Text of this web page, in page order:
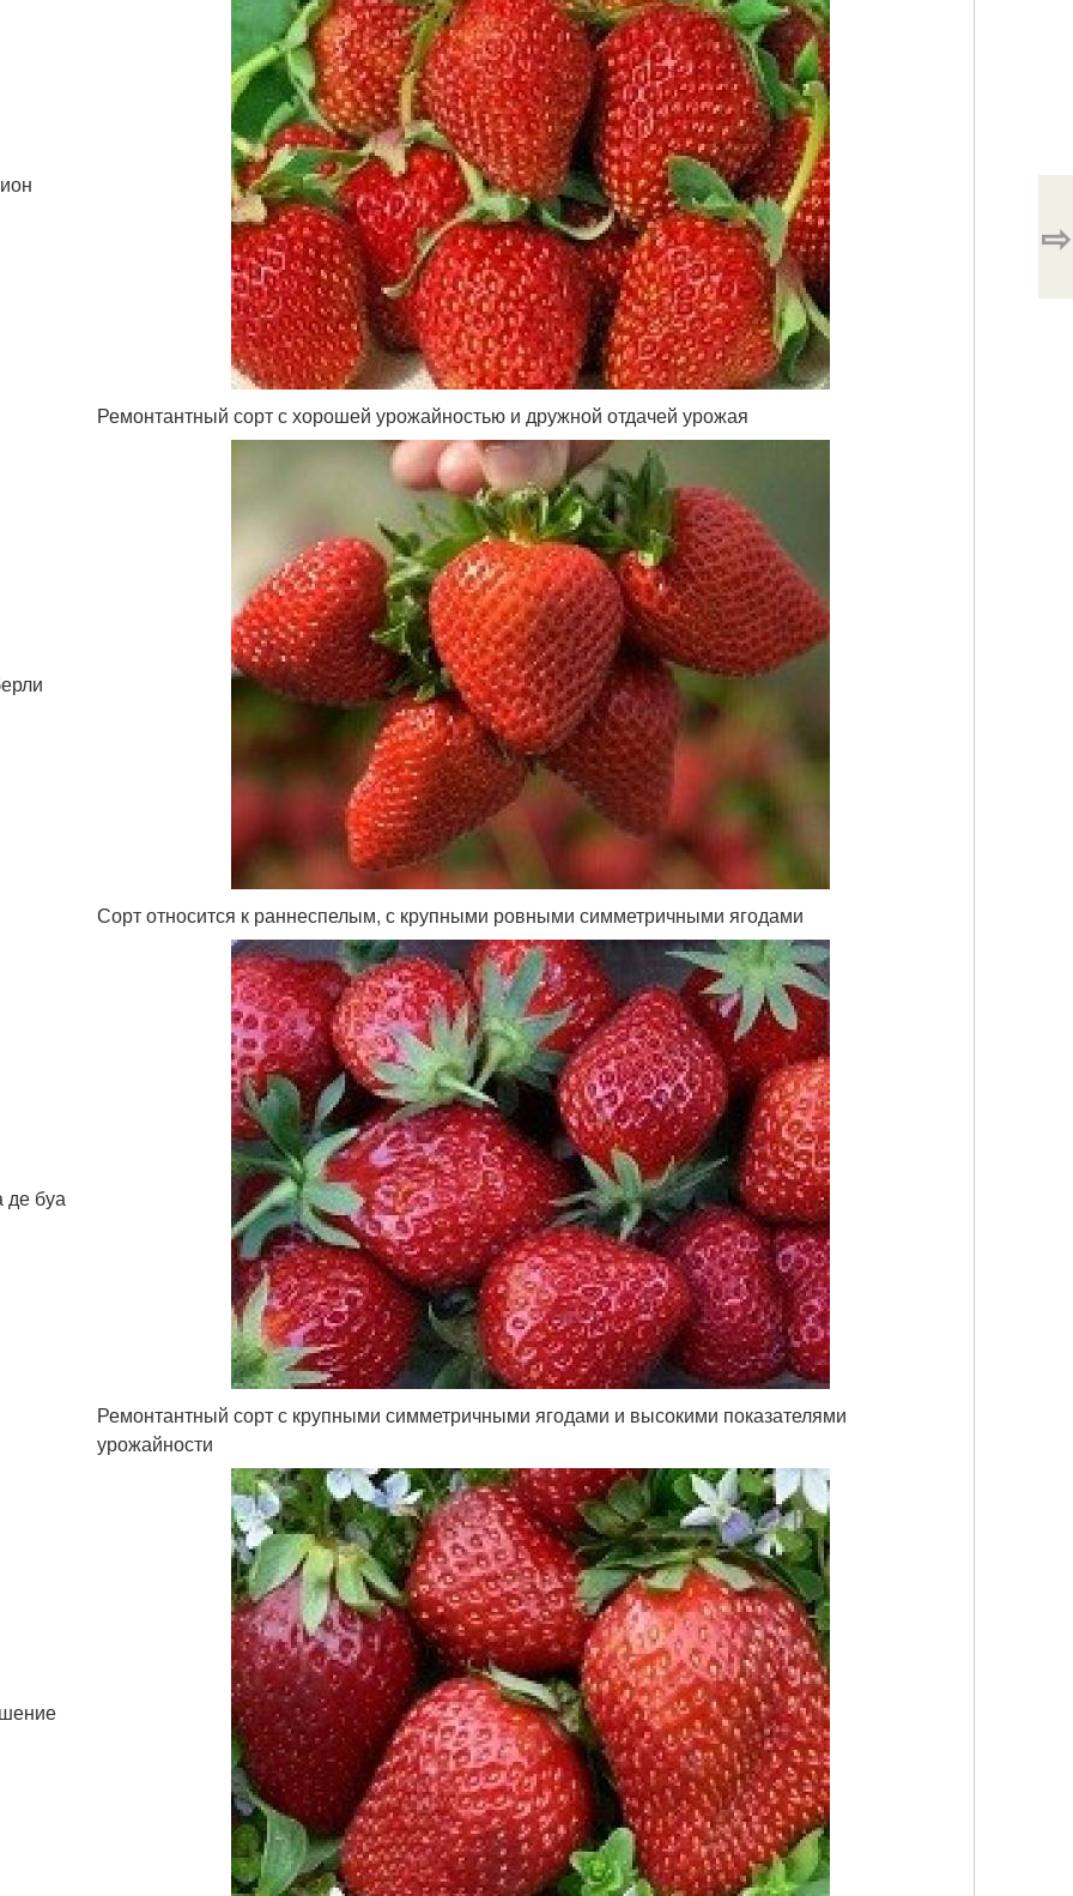
Ремонтантный сорт с хорошей урожайностью и дружной отдачей урожая
Сорт относится к раннеспелым, с крупными ровными симметричными ягодами
буа
Ремонтантный сорт с крупными симметричными ягодами и высокими показателями
урожайности
⇨